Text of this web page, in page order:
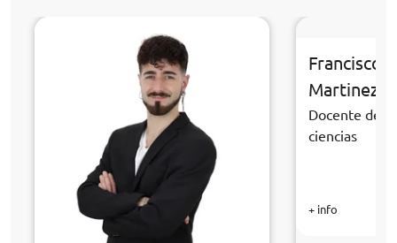
Francisco
Martinez
Docente de
ciencias
+ info